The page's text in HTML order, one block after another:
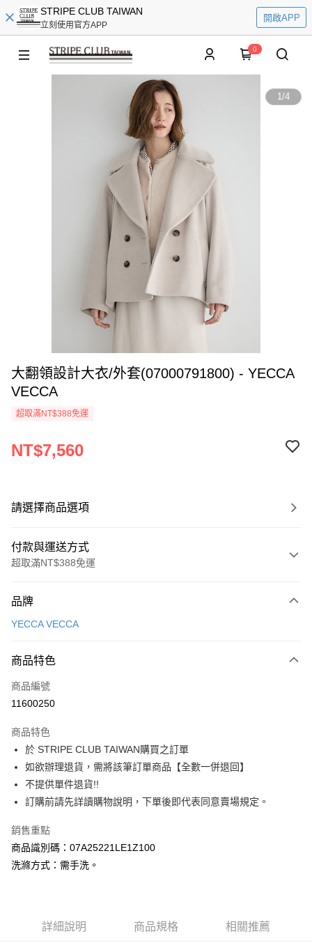
STRIPE CLUB TAIWAN
立刻使用官方APP
開啟APP
0
1/4
大翻領設計大衣/外套(07000791800) - YECCA
VECCA
超取滿NT$388免運
NT$7,560
請選擇商品選項
付款與運送方式
超取滿NT$388免運
信用卡一次付款
3 期 0 利率 每期
合作金庫商業銀行
上海商業儲蓄銀行
臺灣中小企業銀行
匯豐（台灣）商業銀行
華泰商業銀行
聯邦商業銀行
遠東國際商業銀行
元大商業銀行
玉山商業銀行
星展（台灣）商業銀行
台灣樂天信用卡公司
超商取貨付款
LINE Pay
Apple Pay
街口支付
悠遊付
大哥付你分期
相關說明
【大哥付你分期使用說明】
成交易。
3.實際核准額度、可分期數及費用金額請依後續交易確認頁面所載為準。
AFTEE先享後付是「在收到商品之後才付款」的支付方式。 讓您購物簡單
ATM付款
品牌
YECCA VECCA
商品特色
商品編號
11600250
商品特色
於 STRIPE CLUB TAIWAN購買之訂單
如欲辦理退貨，需將該筆訂單商品【全數一併退回】
不提供單件退貨!!
訂購前請先詳讀購物說明，下單後即代表同意賣場規定。
銷售重點
商品識別碼：07A25221LE1Z100
洗滌方式：需手洗。
詳細說明 商品規格 相關推薦